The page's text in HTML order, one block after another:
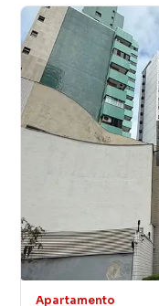
Apartamento